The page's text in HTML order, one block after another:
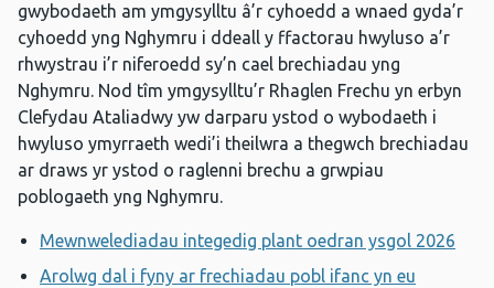
gwybodaeth am ymgysylltu â’r cyhoedd a wnaed gyda’r
cyhoedd yng Nghymru i ddeall y ffactorau hwyluso a’r
rhwystrau i’r niferoedd sy’n cael brechiadau yng
Nghymru. Nod tîm ymgysylltu’r Rhaglen Frechu yn erbyn
Clefydau Ataliadwy yw darparu ystod o wybodaeth i
hwyluso ymyrraeth wedi’i theilwra a thegwch brechiadau
ar draws yr ystod o raglenni brechu a grwpiau
poblogaeth yng Nghymru.
Mewnwelediadau integedig plant oedran ysgol 2026
Arolwg dal i fyny ar frechiadau pobl ifanc yn eu